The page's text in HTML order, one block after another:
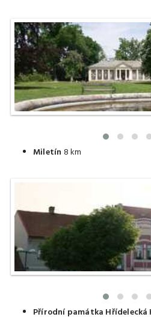
Miletín 8 km
Přírodní památka Hřídelecká